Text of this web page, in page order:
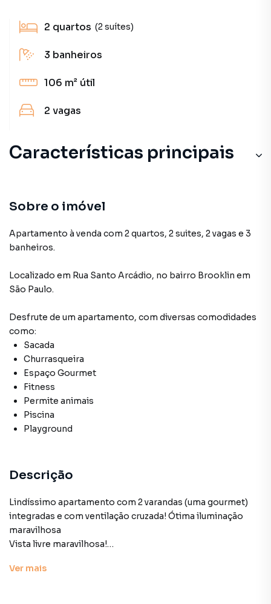
2 quartos (2 suítes)
3 banheiros
106 m² útil
2 vagas
Características principais
Sobre o imóvel
Apartamento à venda com 2 quartos, 2 suites, 2 vagas e 3
banheiros.
Localizado em Rua Santo Arcádio, no bairro Brooklin em
São Paulo.
Desfrute de um apartamento, com diversas comodidades
como:
Sacada
Churrasqueira
Espaço Gourmet
Fitness
Permite animais
Piscina
Playground
Descrição
Lindíssimo apartamento com 2 varandas (uma gourmet)
integradas e com ventilação cruzada! Ótima iluminação
maravilhosa
Vista livre maravilhosa!
qualidade.
Ver mais